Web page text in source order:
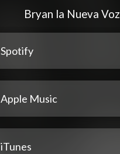
Bryan la Nueva Voz
Spotify
Apple Music
iTunes